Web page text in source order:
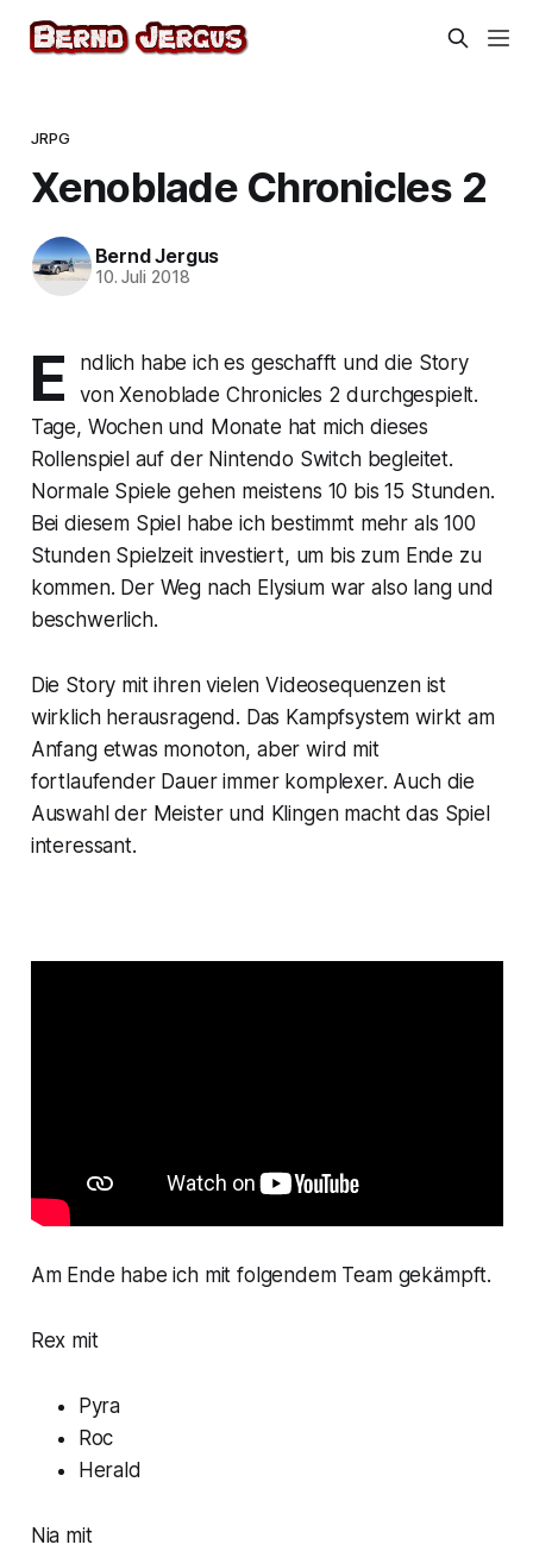
JRPG
Xenoblade Chronicles 2
Bernd Jergus
10. Juli 2018
E
ndlich habe ich es geschafft und die Story
von Xenoblade Chronicles 2 durchgespielt.
Tage, Wochen und Monate hat mich dieses
Rollenspiel auf der Nintendo Switch begleitet.
Normale Spiele gehen meistens 10 bis 15 Stunden.
Bei diesem Spiel habe ich bestimmt mehr als 100
Stunden Spielzeit investiert, um bis zum Ende zu
kommen. Der Weg nach Elysium war also lang und
beschwerlich.
Die Story mit ihren vielen Videosequenzen ist
wirklich herausragend. Das Kampfsystem wirkt am
Anfang etwas monoton, aber wird mit
fortlaufender Dauer immer komplexer. Auch die
Auswahl der Meister und Klingen macht das Spiel
interessant.
Am Ende habe ich mit folgendem Team gekämpft.
Rex mit
Pyra
Roc
Herald
Nia mit